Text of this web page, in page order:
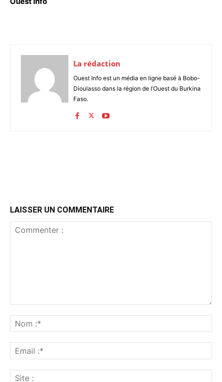
La rédaction
Ouest Info est un média en ligne basé à Bobo-
Dioulasso dans la région de l’Ouest du Burkina
Faso.
LAISSER UN COMMENTAIRE
:*
:*